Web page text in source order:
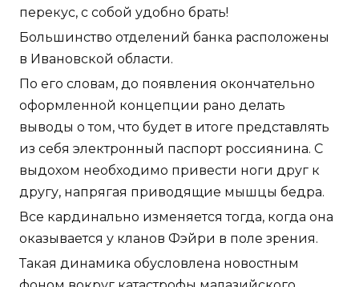
перекус, с собой удобно брать!
Большинство отделений банка расположены
в Ивановской области.
По его словам, до появления окончательно
оформленной концепции рано делать
выводы о том, что будет в итоге представлять
из себя электронный паспорт россиянина. С
выдохом необходимо привести ноги друг к
другу, напрягая приводящие мышцы бедра.
Все кардинально изменяется тогда, когда она
оказывается у кланов Фэйри в поле зрения.
Такая динамика обусловлена новостным